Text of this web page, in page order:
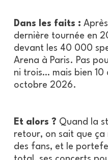
Dans les faits :
dernière tournée en
devant les 40 000
Arena à Paris. Pas
ni trois… mais bien 10
octobre 2026.
Et alors ? Quand la
retour, on sait que
des fans, et le